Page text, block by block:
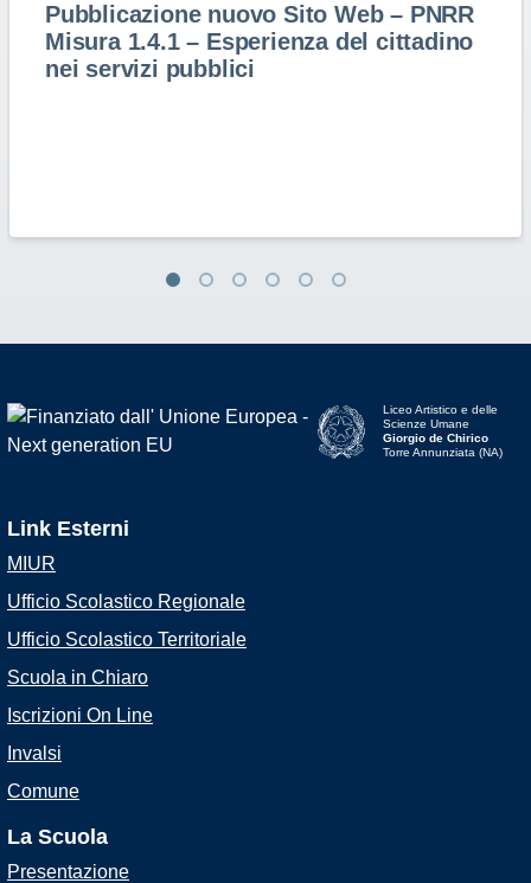
Pubblicazione nuovo Sito Web – PNRR
Misura 1.4.1 – Esperienza del cittadino
nei servizi pubblici
Liceo Artistico e delle
Scienze Umane
Giorgio de Chirico
Torre Annunziata (NA)
Link Esterni
MIUR
Ufficio Scolastico Regionale
Ufficio Scolastico Territoriale
Scuola in Chiaro
Iscrizioni On Line
Invalsi
Comune
La Scuola
Presentazione